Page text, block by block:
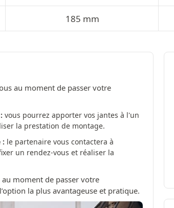
185 mm
au moment de passer votre
vous pourrez apporter vos jantes à l'un
la prestation de montage.
: le partenaire vous contactera à
un rendez-vous et réaliser la
moment de passer votre
la plus avantageuse et pratique.